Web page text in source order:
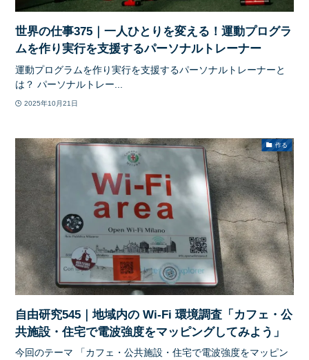
世界の仕事375｜一人ひとりを変える！運動プログラ
ムを作り実行を支援するパーソナルトレーナー
運動プログラムを作り実行を支援するパーソナルトレーナーと
は？ パーソナルトレー...
2025年10月21日
作る
自由研究545｜地域内の Wi-Fi 環境調査「カフェ・公
共施設・住宅で電波強度をマッピングしてみよう」
今回のテーマ 「カフェ・公共施設・住宅で電波強度をマッピン